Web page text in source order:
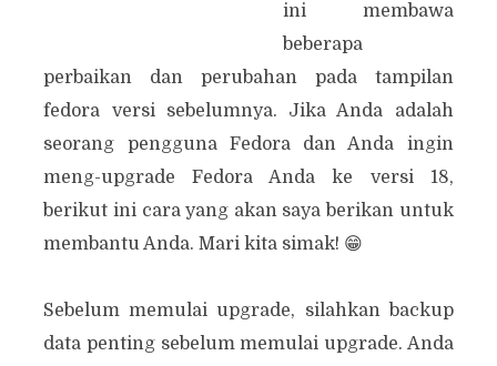
ini membawa
beberapa
perbaikan dan perubahan pada tampilan
fedora versi sebelumnya. Jika Anda adalah
seorang pengguna Fedora dan Anda ingin
meng-upgrade Fedora Anda ke versi 18,
berikut ini cara yang akan saya berikan untuk
membantu Anda. Mari kita simak! 😁
Sebelum memulai upgrade, silahkan backup
data penting sebelum memulai upgrade. Anda